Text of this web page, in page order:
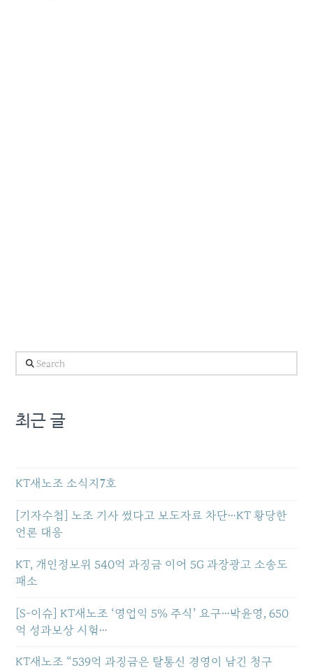
Search
최근 글
KT새노조 소식지7호
[기자수첩] 노조 기사 썼다고 보도자료 차단…KT 황당한
언론 대응
KT, 개인정보위 540억 과징금 이어 5G 과장광고 소송도
패소
[S-이슈] KT새노조 ‘영업익 5% 주식’ 요구…박윤영, 650
억 성과보상 시험…
KT새노조 “539억 과징금은 탈통신 경영이 남긴 청구